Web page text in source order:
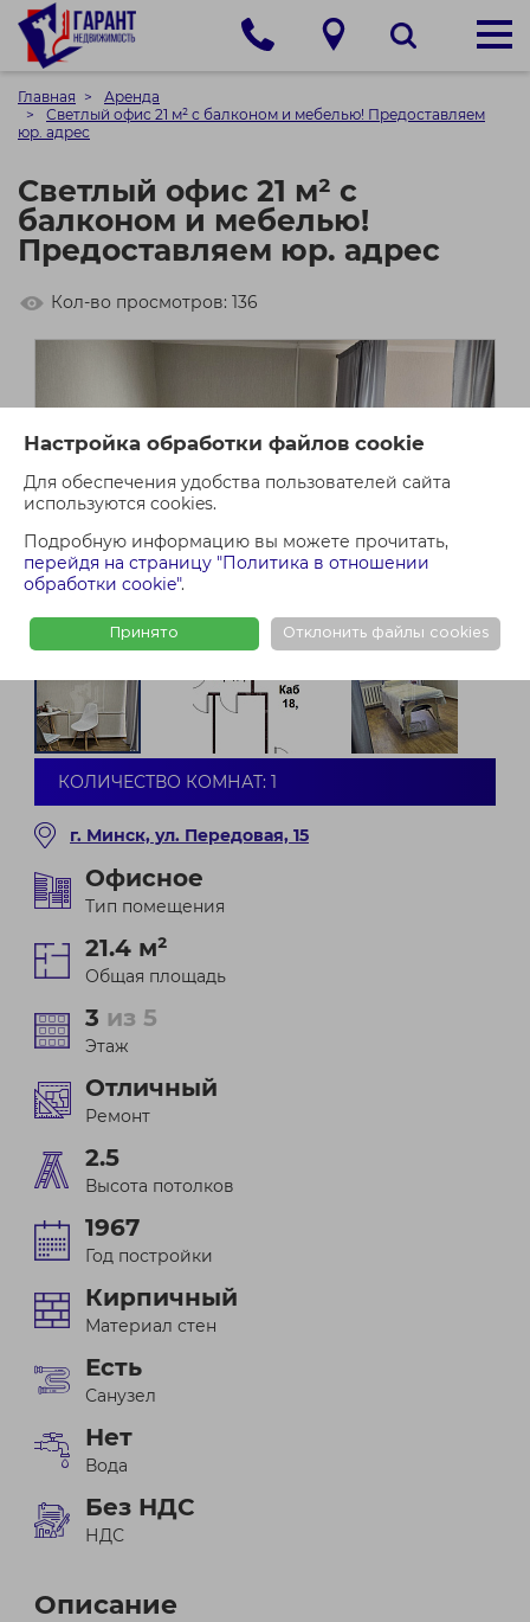
Настройка обработки файлов cookie
Для обеспечения удобства пользователей сайта
используются cookies.
Подробную информацию вы можете прочитать,
перейдя на страницу "Политика в отношении
обработки cookie".
Принято Отклонить файлы cookies
Главная
Аренда
Светлый офис 21 м² с балконом и мебелью! Предоставляем
юр. адрес
Светлый офис 21 м² с
балконом и мебелью!
Предоставляем юр. адрес
Кол-во просмотров: 136
КОЛИЧЕСТВО КОМНАТ: 1
г. Минск, ул. Передовая, 15
Офисное
Тип помещения
21.4 м²
Общая площадь
3 из 5
Этаж
Отличный
Ремонт
2.5
Высота потолков
1967
Год постройки
Кирпичный
Материал стен
Есть
Санузел
Нет
Вода
Без НДС
НДС
Описание